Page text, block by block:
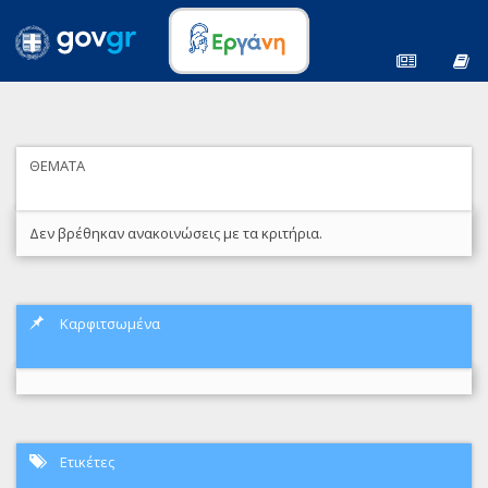
ΘΕΜΑΤΑ
Δεν βρέθηκαν ανακοινώσεις με τα κριτήρια.
Καρφιτσωμένα
Ετικέτες